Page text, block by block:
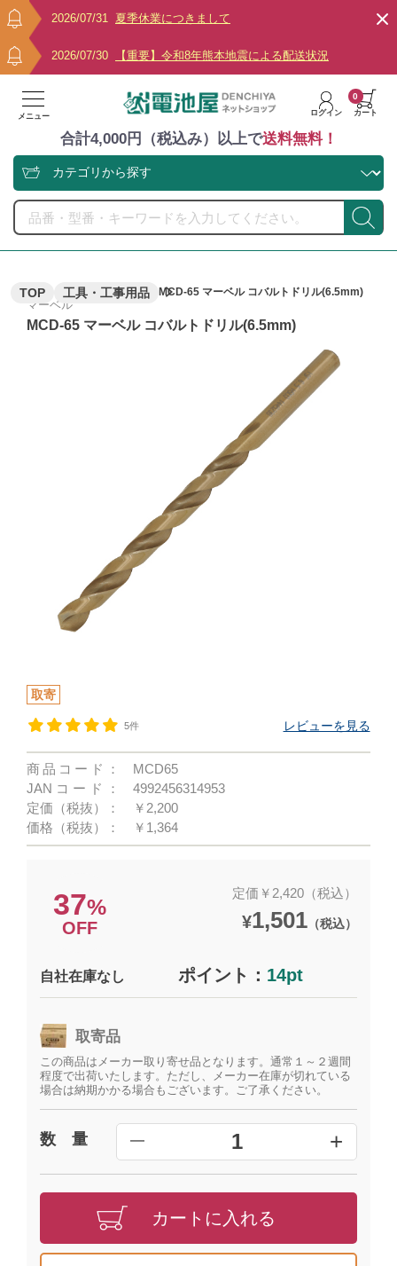
2026/07/31 夏季休業につきまして
2026/07/30 【重要】令和8年熊本地震による配送状況
メニュー ログイン カート
0
合計4,000円（税込み）以上で送料無料！
TOP 工具・工事用品 MCD-65 マーベル コバルトドリル(6.5mm)
マーベル
MCD-65 マーベル コバルトドリル(6.5mm)
取寄
5件 レビューを見る
商品コード：
MCD65
JANコード：
4992456314953
定価（税抜）：
￥2,200
価格（税抜）：
￥1,364
37%
OFF
定価￥2,420（税込）
¥1,501（税込）
自社在庫なし ポイント： 14pt
取寄品
この商品はメーカー取り寄せ品となります。通常１～２週間
程度で出荷いたします。ただし、メーカー在庫が切れている
場合は納期かかる場合もございます。ご了承ください。
数 量 ━ 1 +
カートに入れる